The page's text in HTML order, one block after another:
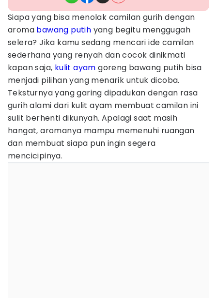
Siapa yang bisa menolak camilan gurih dengan
aroma bawang putih yang begitu menggugah
selera? Jika kamu sedang mencari ide camilan
sederhana yang renyah dan cocok dinikmati
kapan saja, kulit ayam goreng bawang putih bisa
menjadi pilihan yang menarik untuk dicoba.
Teksturnya yang garing dipadukan dengan rasa
gurih alami dari kulit ayam membuat camilan ini
sulit berhenti dikunyah. Apalagi saat masih
hangat, aromanya mampu memenuhi ruangan
dan membuat siapa pun ingin segera
mencicipinya.